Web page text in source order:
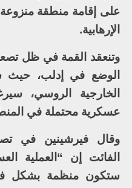
على إقامة منطقة منزوعة
الإرهابية.
وتنعقد القمة في ظل
الوضع في إدلب، حيث
الخارجية الروسي،
عسكرية محتملة في
وقال فيرشينين في
الفائت إن “العملية
ستكون منظمة بشكل